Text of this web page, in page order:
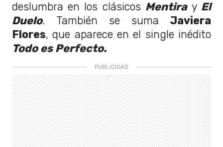
deslumbra en los clásicos Mentira yEl
Duelo. También se suma Javiera
Flores, que aparece en el single inédito
Todo es Perfecto.